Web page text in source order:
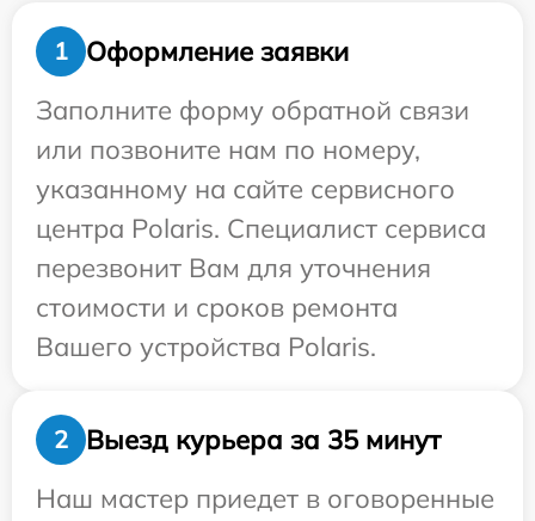
1
Оформление заявки
Заполните форму обратной связи
или позвоните нам по номеру,
указанному на сайте сервисного
центра Polaris. Специалист сервиса
перезвонит Вам для уточнения
стоимости и сроков ремонта
Вашего устройства Polaris.
2
Выезд курьера за 35 минут
Наш мастер приедет в оговоренные